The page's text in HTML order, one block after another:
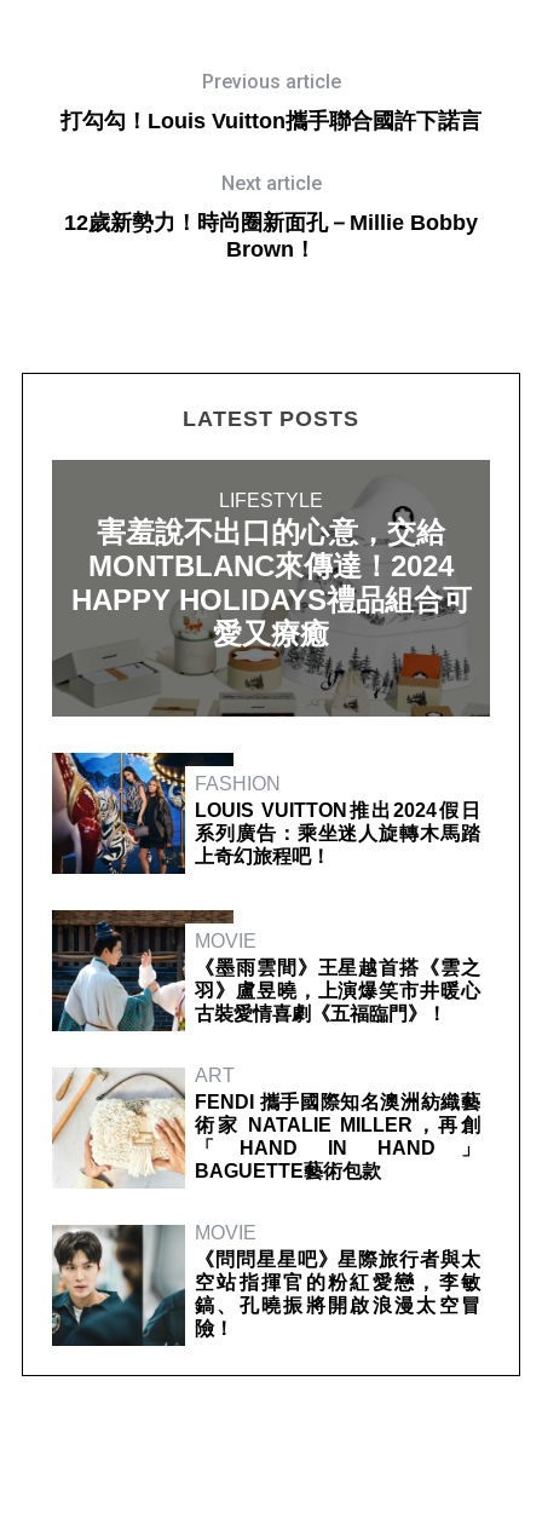
Previous article
打勾勾！Louis Vuitton攜手聯合國許下諾言
Next article
12歲新勢力！時尚圈新面孔－Millie Bobby
Brown！
LATEST POSTS
LIFESTYLE
害羞說不出口的心意，交給
MONTBLANC來傳達！2024
HAPPY HOLIDAYS禮品組合可
愛又療癒
FASHION
LOUIS VUITTON推出2024假日
系列廣告：乘坐迷人旋轉木馬踏
上奇幻旅程吧！
MOVIE
《墨雨雲間》王星越首搭《雲之
羽》盧昱曉，上演爆笑市井暖心
古裝愛情喜劇《五福臨門》！
ART
FENDI 攜手國際知名澳洲紡織藝
術家 NATALIE MILLER，再創
「HAND IN HAND」
BAGUETTE藝術包款
MOVIE
《問問星星吧》星際旅行者與太
空站指揮官的粉紅愛戀，李敏
鎬、孔曉振將開啟浪漫太空冒
險！